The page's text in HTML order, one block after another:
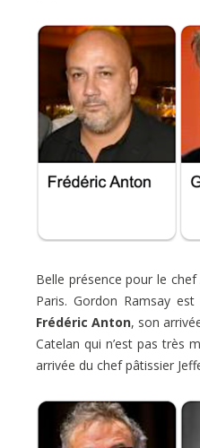
Belle présence pour le chef
Paris. Gordon Ramsay
Frédéric Anton, son
Catelan qui n’est pas très
arrivée du chef pâtissier